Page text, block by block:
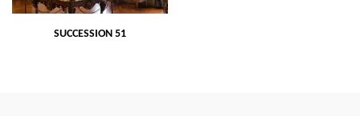
SUCCESSION 51